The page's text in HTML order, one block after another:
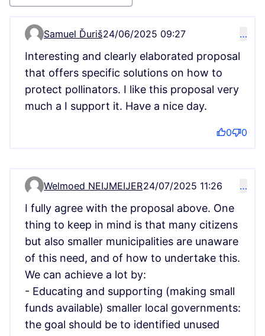
Kommentar 13333
Samuel Ďuriš24/06/2025 09:27 …
Interesting and clearly elaborated proposal
that offers specific solutions on how to
protect pollinators. I like this proposal very
much a I support it. Have a nice day.
0 0
Kommentar 14455
Welmoed NEIJMEIJER24/07/2025 11:26 …
I fully agree with the proposal above. One
thing to keep in mind is that many citizens
but also smaller municipalities are unaware
of this need, and of how to undertake this.
We can achieve a lot by:
- Educating and supporting (making small
funds available) smaller local governments:
the goal should be to identified unused